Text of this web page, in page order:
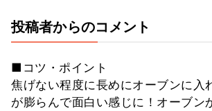
投稿者からのコメント
■コツ・ポイント
焦げない程度に長めにオーブンに入
が膨らんで面白い感じに！オーブン